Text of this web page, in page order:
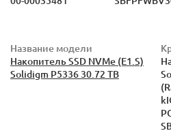
Название модели
Накопитель SSD NVMe (E1.S)
Solidigm P5336 30.72 TB